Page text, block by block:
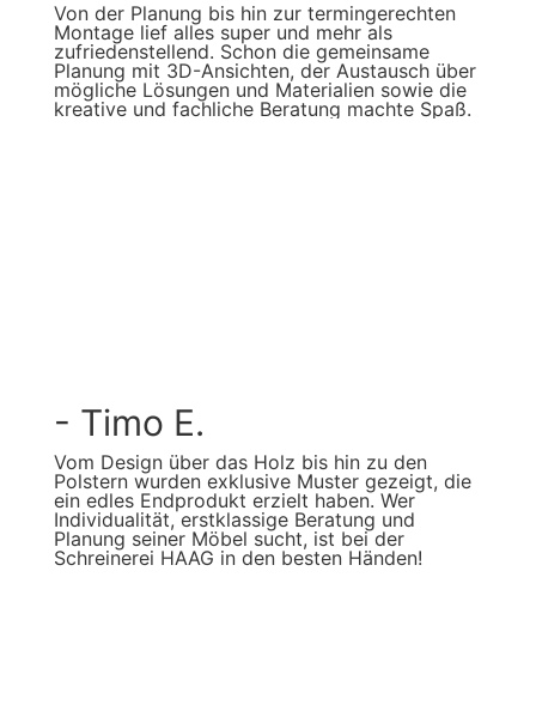
Von der Planung bis hin zur termingerechten
Montage lief alles super und mehr als
zufriedenstellend. Schon die gemeinsame
Planung mit 3D-Ansichten, der Austausch über
mögliche Lösungen und Materialien sowie die
kreative und fachliche Beratung machte Spaß.
- Timo E.
Vom Design über das Holz bis hin zu den
Polstern wurden exklusive Muster gezeigt, die
ein edles Endprodukt erzielt haben. Wer
Individualität, erstklassige Beratung und
Planung seiner Möbel sucht, ist bei der
Schreinerei HAAG in den besten Händen!